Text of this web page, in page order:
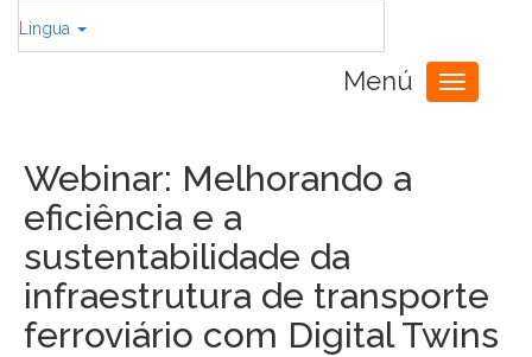
Lingua
Menú
Toggle
navigation
Webinar: Melhorando a
eficiência e a
sustentabilidade da
infraestrutura de transporte
ferroviário com Digital Twins